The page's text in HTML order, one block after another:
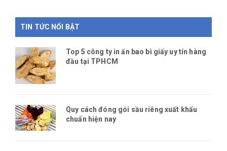
TIN TỨC NỔI BẬT
Top 5 công ty in ấn bao bì giấy uy tín hàng
đầu tại TPHCM
Quy cách đóng gói sầu riêng xuất khẩu
chuẩn hiện nay